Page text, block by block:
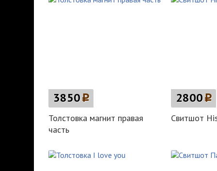
3850p
Толстовка магнит правая
часть
2800p
Свитшот